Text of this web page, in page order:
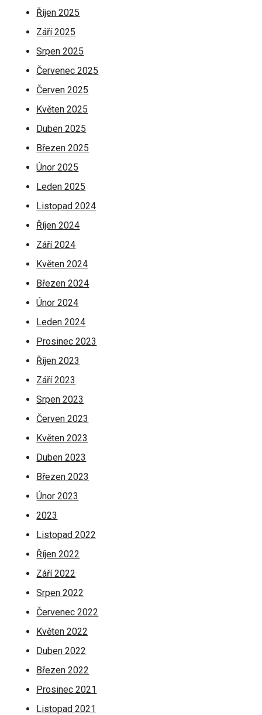
Říjen 2025
Září 2025
Srpen 2025
Červenec 2025
Červen 2025
Květen 2025
Duben 2025
Březen 2025
Únor 2025
Leden 2025
Listopad 2024
Říjen 2024
Září 2024
Květen 2024
Březen 2024
Únor 2024
Leden 2024
Prosinec 2023
Říjen 2023
Září 2023
Srpen 2023
Červen 2023
Květen 2023
Duben 2023
Březen 2023
Únor 2023
2023
Listopad 2022
Říjen 2022
Září 2022
Srpen 2022
Červenec 2022
Květen 2022
Duben 2022
Březen 2022
Prosinec 2021
Listopad 2021